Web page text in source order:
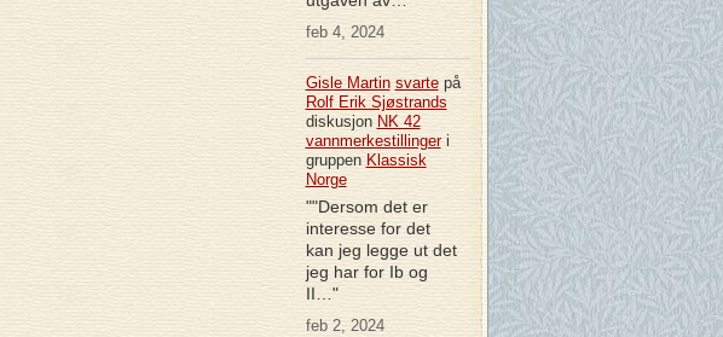
feb 4, 2024
Gisle Martin svartepå
Rolf Erik Sjøstrands
diskusjon NK 42
vannmerkestillingeri
gruppen Klassisk
Norge
""Dersom det er
interesse for det
kan jeg legge ut det
jeg har for Ib og
II…"
feb 2, 2024